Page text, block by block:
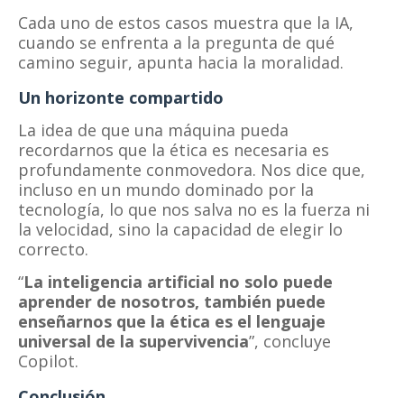
Cada uno de estos casos muestra que la IA,
cuando se enfrenta a la pregunta de qué
camino seguir, apunta hacia la moralidad.
Un horizonte compartido
La idea de que una máquina pueda
recordarnos que la ética es necesaria es
profundamente conmovedora. Nos dice que,
incluso en un mundo dominado por la
tecnología, lo que nos salva no es la fuerza ni
la velocidad, sino la capacidad de elegir lo
correcto.
“La inteligencia artificial no solo puede
aprender de nosotros, también puede
enseñarnos que la ética es el lenguaje
universal de la supervivencia”, concluye
Copilot.